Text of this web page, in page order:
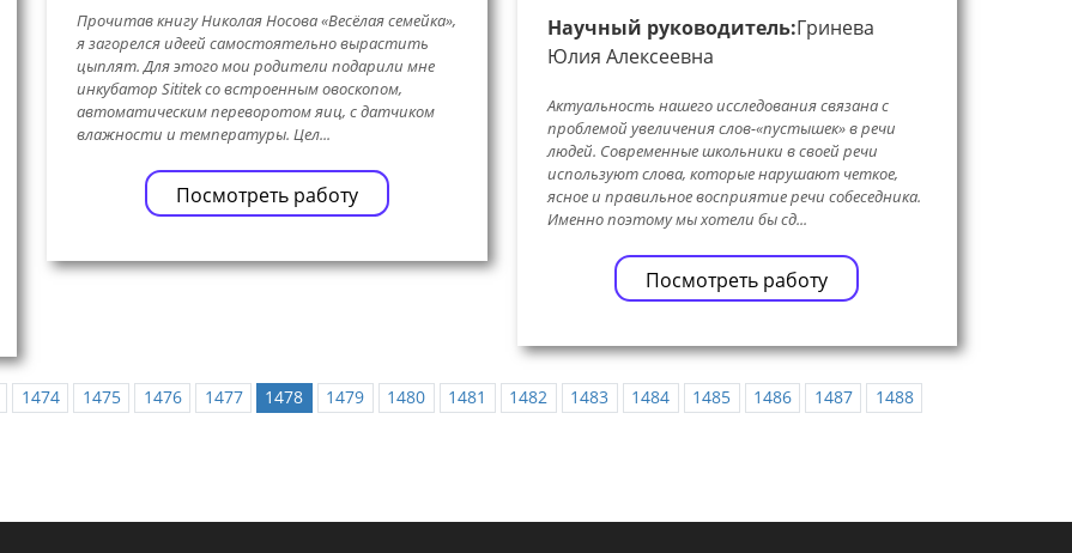
Прочитав книгу Николая Носова «Весёлая семейка»,
я загорелся идеей самостоятельно вырастить
цыплят. Для этого мои родители подарили мне
инкубатор Sititek со встроенным овоскопом,
автоматическим переворотом яиц, с датчиком
влажности и температуры. Цел...
Посмотреть работу
Научный руководитель:Гринева
Юлия Алексеевна
Актуальность нашего исследования связана с
проблемой увеличения слов-«пустышек» в речи
людей. Современные школьники в своей речи
используют слова, которые нарушают четкое,
ясное и правильное восприятие речи собеседника.
Именно поэтому мы хотели бы сд...
Посмотреть работу
1474 1475 1476 1477 1478 1479 1480 1481 1482 1483 1484 1485 1486 1487
1488